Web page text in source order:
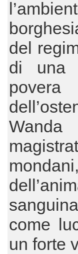
del
di una
come
un forte